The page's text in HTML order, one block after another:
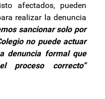
afectados, pueden
realizar la denuncia
sancionar solo por
no puede actuar
denuncia formal que
proceso correcto”